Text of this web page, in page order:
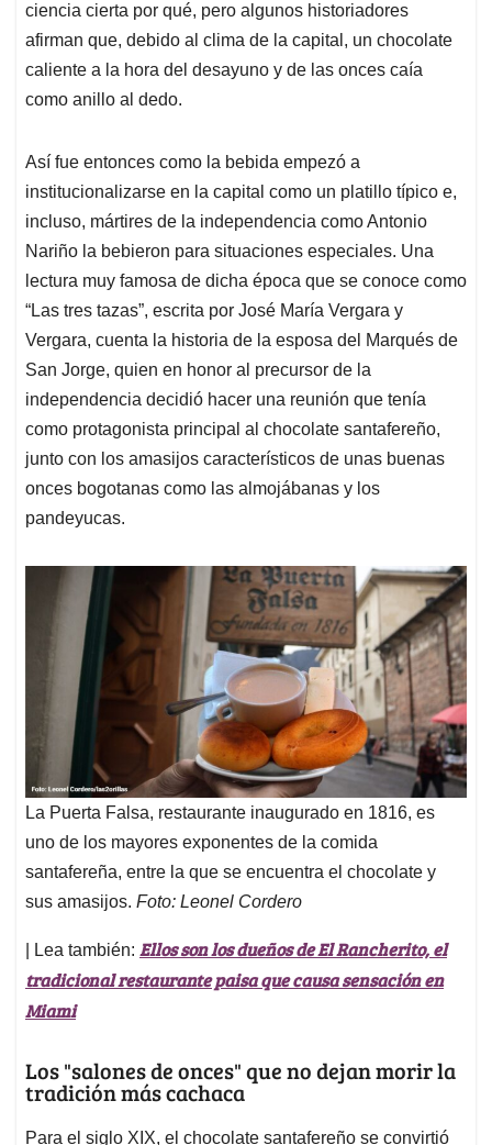
ciencia cierta por qué, pero algunos historiadores
afirman que, debido al clima de la capital, un chocolate
caliente a la hora del desayuno y de las onces caía
como anillo al dedo.
Así fue entonces como la bebida empezó a
institucionalizarse en la capital como un platillo típico e,
incluso, mártires de la independencia como Antonio
Nariño la bebieron para situaciones especiales. Una
lectura muy famosa de dicha época que se conoce como
“Las tres tazas”, escrita por José María Vergara y
Vergara, cuenta la historia de la esposa del Marqués de
San Jorge, quien en honor al precursor de la
independencia decidió hacer una reunión que tenía
como protagonista principal al chocolate santafereño,
junto con los amasijos característicos de unas buenas
onces bogotanas como las almojábanas y los
pandeyucas.
La Puerta Falsa, restaurante inaugurado en 1816, es
uno de los mayores exponentes de la comida
santafereña, entre la que se encuentra el chocolate y
sus amasijos. Foto: Leonel Cordero
| Lea también: Ellos son los dueños de El Rancherito, el
tradicional restaurante paisa que causa sensación en
Miami
Los "salones de onces" que no dejan morir la
tradición más cachaca
Para el siglo XIX, el chocolate santafereño se convirtió